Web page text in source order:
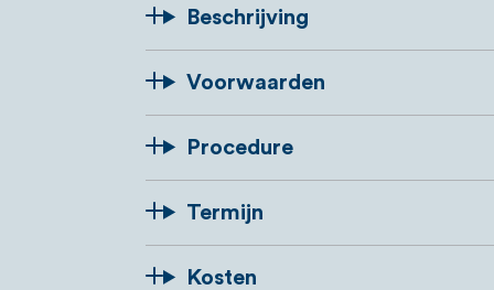
Beschrijving
Voorwaarden
Procedure
Termijn
Kosten